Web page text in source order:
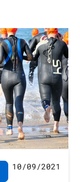
10/09/2021